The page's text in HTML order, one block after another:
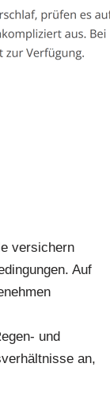
versichern
Auf
und
an,